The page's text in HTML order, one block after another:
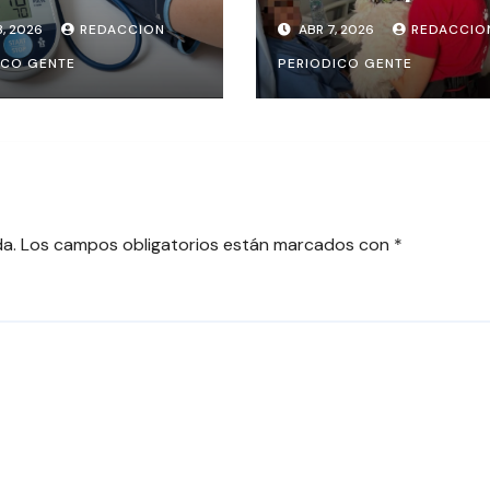
LA
ARTERIAL?
PARA EVITAR
2026
REDACCION
GENTE
miles de
hospitales del
ABR 7, 2026
PERIODICO GENTE
Los campos obligatorios están marcados con *